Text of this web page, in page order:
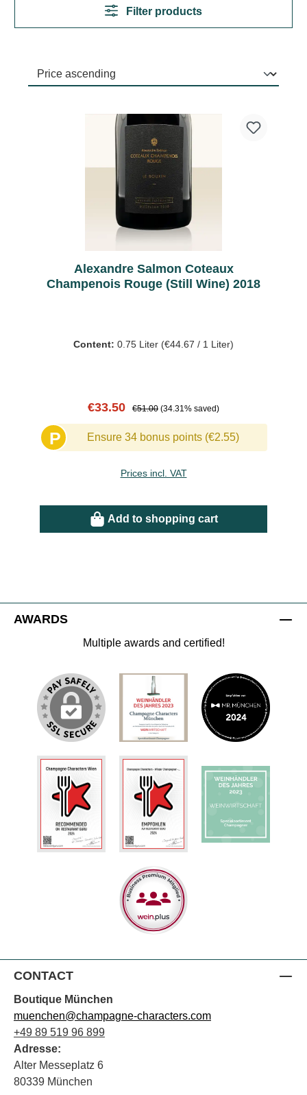
Filter products
Alexandre Salmon Coteaux
Champenois Rouge (Still Wine) 2018
Content: 0.75 Liter (€44.67 / 1 Liter)
Sale price:
€33.50 Regular price:
€51.00 (34.31% saved)
P Ensure 34 bonus points (€2.55)
Prices incl. VAT
Add to shopping cart
AWARDS
Multiple awards and certified!
CONTACT
Boutique München
muenchen@champagne-characters.com
+49 89 519 96 899
Adresse:
Alter Messeplatz 6
80339 München